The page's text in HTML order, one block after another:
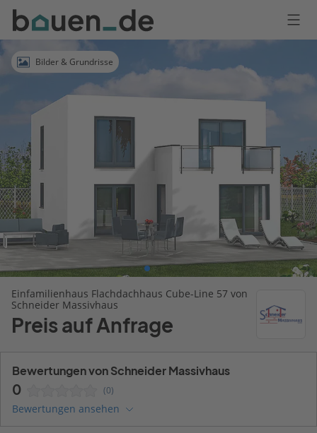
Bauen
Logo
AnmeldenBilder & Grundrisse
Einfamilienhaus Flachdachhaus Cube-Line 57 von
Schneider Massivhaus
Preis auf Anfrage
Bewertungen von Schneider Massivhaus
0 (0)
Bewertungen ansehen